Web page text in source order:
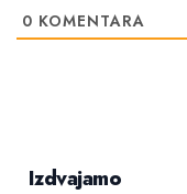
0 KOMENTARA
Izdvajamo